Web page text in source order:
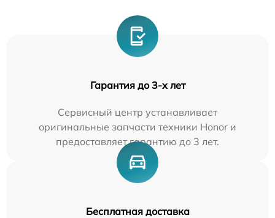
Гарантия до 3-х лет
Сервисный центр устанавливает
оригинальные запчасти техники Honor и
предоставляет гарантию до 3 лет.
Бесплатная доставка